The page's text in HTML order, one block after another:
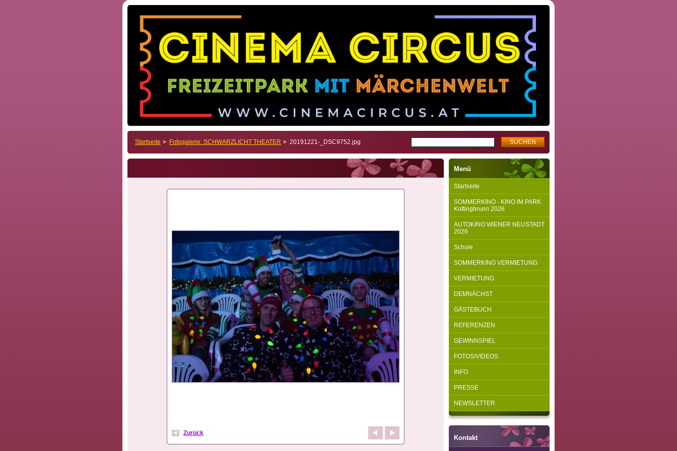
Startseite Fotogalerie: SCHWARZLICHT THEATER 20191221-_DSC9752.jpg
Zurück
Menü
Startseite
SOMMERKINO - KINO IM PARK
Kottingbrunn 2026
AUTOKINO WIENER NEUSTADT
2026
Schule
SOMMERKINO VERMIETUNG
VERMIETUNG
DEMNÄCHST
GÄSTEBUCH
REFERENZEN
GEWINNSPIEL
FOTOS/VIDEOS
INFO
PRESSE
NEWSLETTER
Kontakt